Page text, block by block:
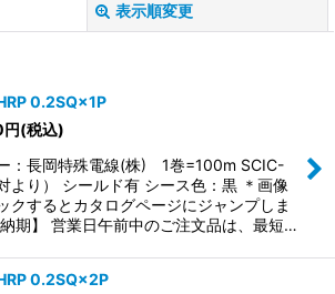
表示順変更
絞り込む
0.2SQ×1P
円(税込)
：長岡特殊電線(株) 1巻=100m SCIC-
より） シールド有 シース色：黒 ＊画像
クするとカタログページにジャンプしま
期】 営業日午前中のご注文品は、最短…
0.2SQ×2P